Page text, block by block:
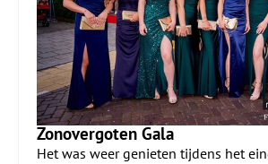
Zonovergoten Gala
Het was weer genieten tijdens het